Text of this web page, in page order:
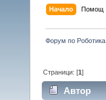
Начало Помощ
Форум по Роботика
Страници: [1]
Автор